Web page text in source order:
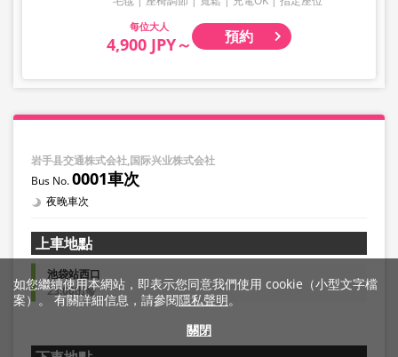
大人
4,900 JPY～ 預約
岩手县交通株式会社,国际兴业株式会社
0001車次
夜晚車次
上車地點
池袋站西口
23:00出發
如您繼續使用本網站，即表示您同意我們使用 cookie（小型文字檔
案）。 有關詳細信息，請參閱隱私聲明。
關閉